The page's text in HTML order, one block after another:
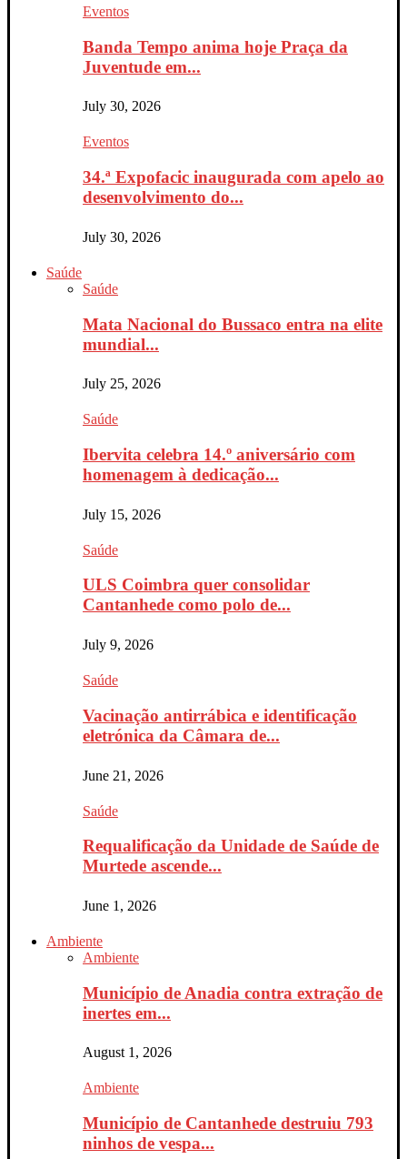
Eventos
Banda Tempo anima hoje Praça da
Juventude em...
July 30, 2026
Eventos
34.ª Expofacic inaugurada com apelo ao
desenvolvimento do...
July 30, 2026
Saúde
Saúde
Mata Nacional do Bussaco entra na elite
mundial...
July 25, 2026
Saúde
Ibervita celebra 14.º aniversário com
homenagem à dedicação...
July 15, 2026
Saúde
ULS Coimbra quer consolidar
Cantanhede como polo de...
July 9, 2026
Saúde
Vacinação antirrábica e identificação
eletrónica da Câmara de...
June 21, 2026
Saúde
Requalificação da Unidade de Saúde de
Murtede ascende...
June 1, 2026
Ambiente
Ambiente
Município de Anadia contra extração de
inertes em...
August 1, 2026
Ambiente
Município de Cantanhede destruiu 793
ninhos de vespa...